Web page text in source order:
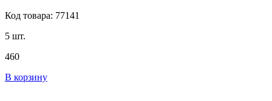
Код товара: 77141
5 шт.
460
В корзину